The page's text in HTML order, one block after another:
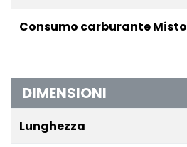
Consumo carburante Misto
DIMENSIONI
Lunghezza